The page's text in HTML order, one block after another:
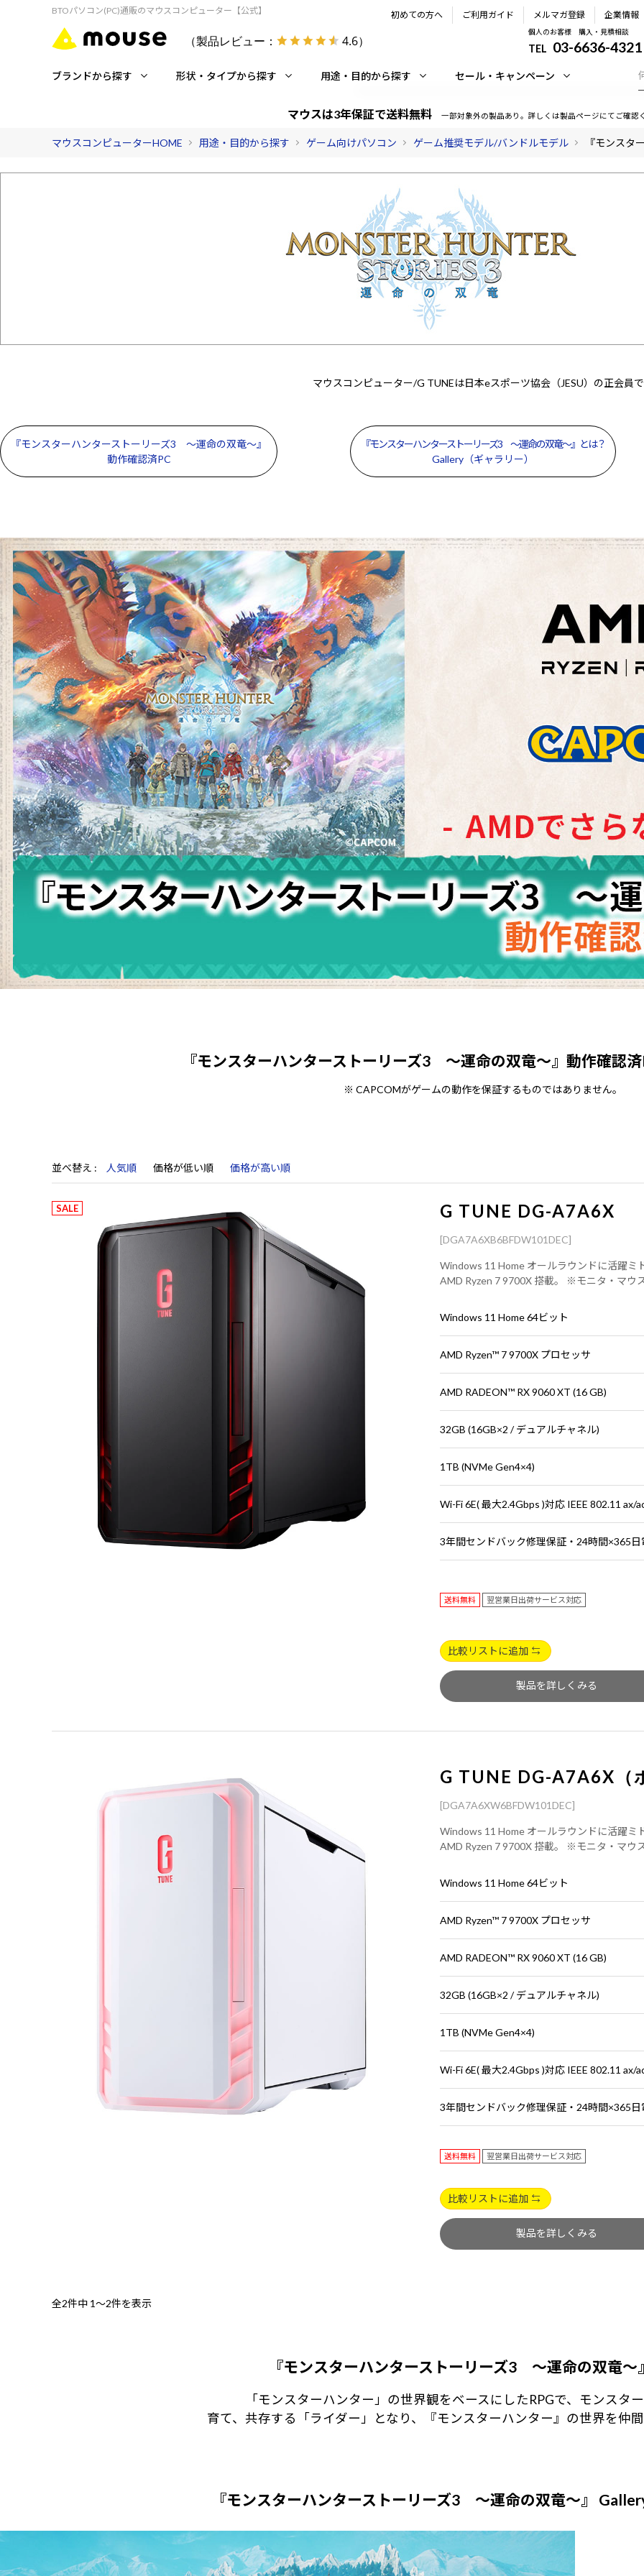
BTOパソコン(PC)通販のマウスコンピューター【公式】
（製品レビュー： 4.6）
初めての方へ ご利用ガイド メルマガ登録 企業情報
個人のお客様 購入・見積相談
TEL 03-6636-4321
ブランドから探す 形状・タイプから探す 用途・目的から探す セール・キャンペーン
マウスは3年保証で送料無料 一部対象外の製品あり。詳しくは製品ページにてご確認
マウスコンピューターHOME 用途・目的から探す ゲーム向けパソコン ゲーム推奨モデル/バンドルモデル 『モンス
マウスコンピューター/G TUNEは日本eスポーツ協会（JESU）の正会員
『モンスターハンターストーリーズ3 ～運命の双竜～』
動作確認済PC
『モンスターハンターストーリーズ3 ～運命の双竜～』とは？
Gallery（ギャラリー）
『モンスターハンターストーリーズ3 ～運命の双竜～』動作確認済
※ CAPCOMがゲームの動作を保証するものではありません。
並べ替え 人気順 価格が低い順 価格が高い順
SALE G TUNE DG-A7A6X
[DGA7A6XB6BFDW101DEC]
Windows 11 Home オールラウンドに活躍ミ
AMD Ryzen 7 9700X 搭載。 ※モニタ・マウ
Windows 11 Home 64ビット
AMD Ryzen™ 7 9700X プロセッサ
AMD RADEON™ RX 9060 XT (16 GB)
32GB (16GB×2 / デュアルチャネル)
1TB (NVMe Gen4×4)
Wi-Fi 6E( 最大2.4Gbps )対応 IEEE 802.11
3年間センドバック修理保証・24時間×365
送料無料 翌営業日出荷サービス対応
比較リストに追加
製品を詳しくみる
G TUNE DG-A7A6X（
[DGA7A6XW6BFDW101DEC]
Windows 11 Home オールラウンドに活躍ミ
AMD Ryzen 7 9700X 搭載。 ※モニタ・マウ
Windows 11 Home 64ビット
AMD Ryzen™ 7 9700X プロセッサ
AMD RADEON™ RX 9060 XT (16 GB)
32GB (16GB×2 / デュアルチャネル)
1TB (NVMe Gen4×4)
Wi-Fi 6E( 最大2.4Gbps )対応 IEEE 802.11
3年間センドバック修理保証・24時間×365
送料無料 翌営業日出荷サービス対応
比較リストに追加
製品を詳しくみる
全2件中 1～2件を表示
『モンスターハンターストーリーズ3 ～運命の双竜～
「モンスターハンター」の世界観をベースにしたRPGで、モンスタ
育て、共存する「ライダー」となり、『モンスターハンター』の世界を仲
『モンスターハンターストーリーズ3 ～運命の双竜～』